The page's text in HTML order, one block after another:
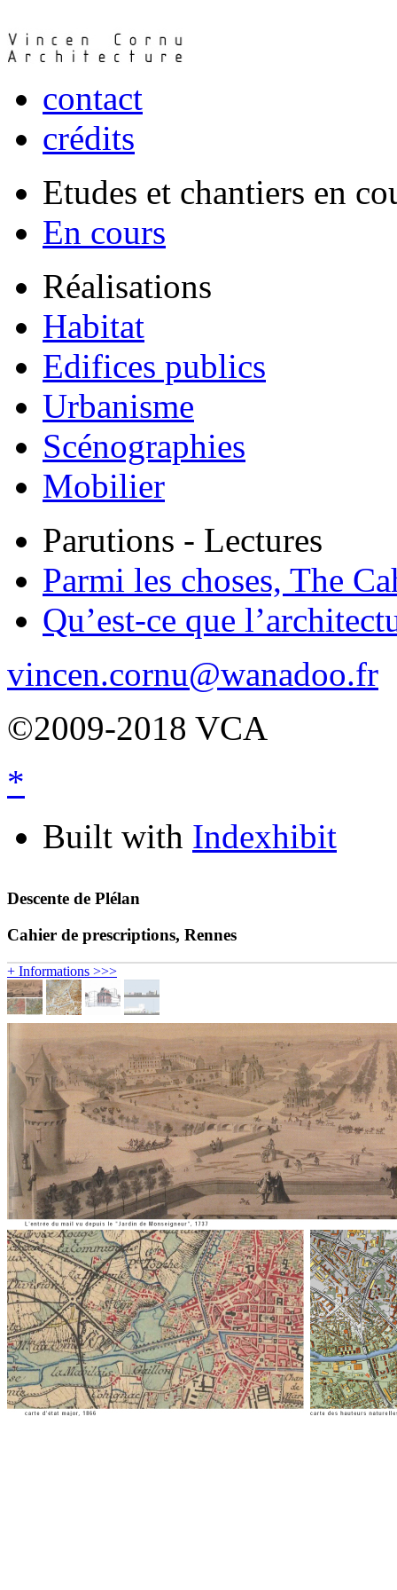
contact
crédits
Etudes et chantiers en
En cours
Réalisations
Habitat
Edifices publics
Urbanisme
Scénographies
Mobilier
Parutions - Lectures
Parmi les choses, The
Qu’est-ce que
vincen.cornu@wanadoo.fr
©2009-2018 VCA
*
Built with Indexhibit
Descente de Plélan
Cahier de prescriptions, Rennes
+ Informations >>>